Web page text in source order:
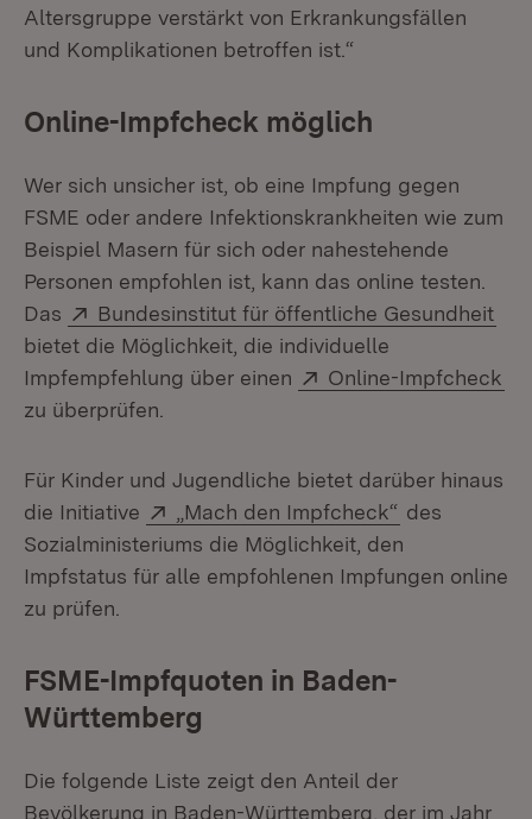
Altersgruppe verstärkt von Erkrankungsfällen
und Komplikationen betroffen ist.“
Online-Impfcheck möglich
Wer sich unsicher ist, ob eine Impfung gegen
FSME oder andere Infektionskrankheiten wie zum
Beispiel Masern für sich oder nahestehende
Personen empfohlen ist, kann das online testen.
Das
Extern:
Bundesinstitut für öffentliche Gesundheit
bietet die Möglichkeit, die individuelle
Impfempfehlung über einen
Extern:
Online-Impfcheck
zu überprüfen.
Für Kinder und Jugendliche bietet darüber hinaus
die Initiative
Extern:
„Mach den Impfcheck“ (Öffnet in
des
Sozialministeriums die Möglichkeit, den
Impfstatus für alle empfohlenen Impfungen online
zu prüfen.
FSME-Impfquoten in Baden-
Württemberg
Die folgende Liste zeigt den Anteil der
Bevölkerung in Baden-Württemberg, der im Jahr